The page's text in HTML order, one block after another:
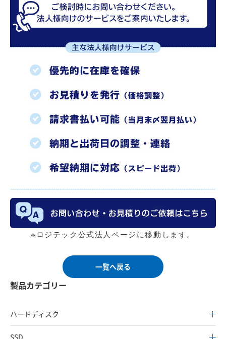
※ロジテック公式法人ページに移動します。
一覧へ戻る
製品カテゴリー
ハードディスク